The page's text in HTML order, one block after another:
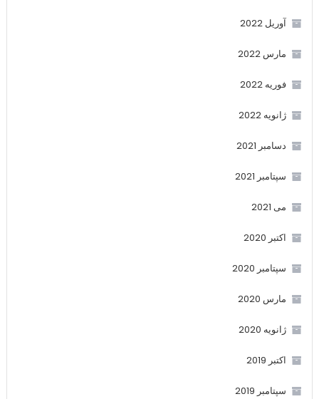
آوریل 2022
مارس 2022
فوریه 2022
ژانویه 2022
دسامبر 2021
سپتامبر 2021
می 2021
اکتبر 2020
سپتامبر 2020
مارس 2020
ژانویه 2020
اکتبر 2019
سپتامبر 2019